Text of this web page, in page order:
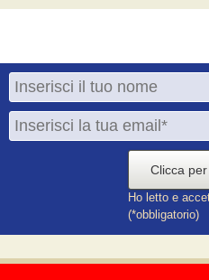
Clicca
Ho letto e
(*obbligatorio)